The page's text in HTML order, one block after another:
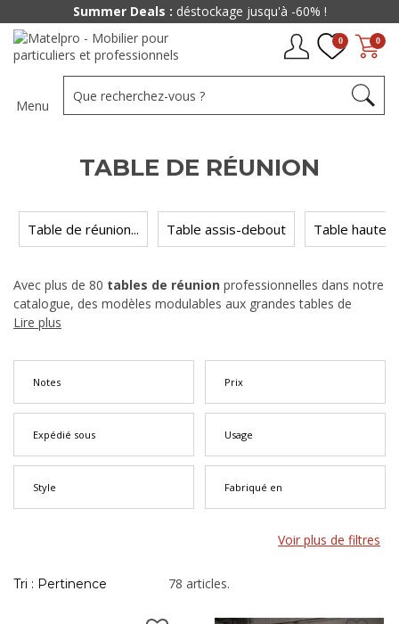
0
0
Menu
TABLE DE RÉUNION
Table de réunion... Table assis-debout Table haute
Avec plus de 80 tables de réunion professionnelles dans notre
catalogue, des modèles modulables aux grandes tables de
conférence, Matelpro équipe vos salles de réunion de 4 à plus
formes rectangulaires, rondes ou tonneau : notre gamme
couvre tous les formats de salles, dès moins de 200 €.
Lire plus
Notes Prix
Expédié sous Usage
Style Fabriqué en
Voir plus de filtres
Tri : Pertinence 78 articles.
Paiement jusqu'à48x